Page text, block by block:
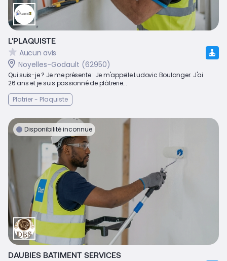
L'PLAQUISTE
Aucun avis
Noyelles-Godault (62950)
Qui suis-je ? Je me présente : Je m'appelle Ludovic Boulanger. J'ai
26 ans et je suis passionné de plâtrerie...
Platrier - Plaquiste
Disponibilité inconnue
DAUBIES BATIMENT SERVICES